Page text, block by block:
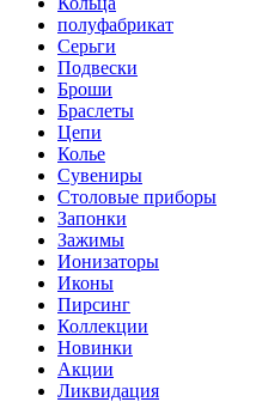
полуфабрикат
Серьги
Подвески
Броши
Браслеты
Цепи
Колье
Сувениры
Столовые приборы
Запонки
Зажимы
Ионизаторы
Иконы
Пирсинг
Коллекции
Новинки
Акции
Ликвидация